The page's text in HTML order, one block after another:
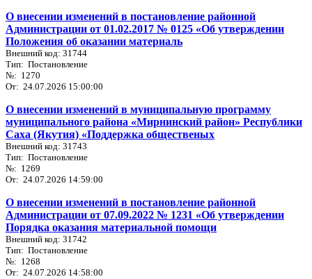
О внесении изменений в постановление районной
Администрации от 01.02.2017 № 0125 «Об утверждении
Положения об оказании материаль
Внешний код: 31744
Тип: Постановление
№: 1270
От: 24.07.2026 15:00:00
О внесении изменений в муниципальную программу
муниципального района «Мирнинский район» Республики
Саха (Якутия) «Поддержка общественых
Внешний код: 31743
Тип: Постановление
№: 1269
От: 24.07.2026 14:59:00
О внесении изменений в постановление районной
Администрации от 07.09.2022 № 1231 «Об утверждении
Порядка оказания материальной помощи
Внешний код: 31742
Тип: Постановление
№: 1268
От: 24.07.2026 14:58:00